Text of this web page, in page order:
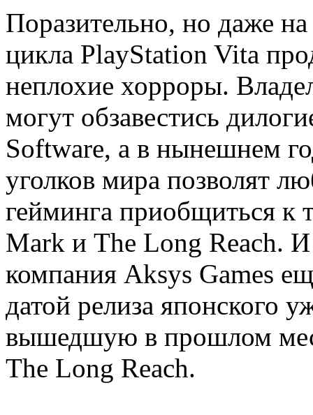
Поразительно, но даже
цикла PlayStation Vita
неплохие хорроры.
могут обзавестись
Software, а в нынешнем
уголков мира позволят
гейминга приобщиться к
Mark и The Long Reach. И
компания Aksys Games
датой релиза японского
вышедшую в прошлом
The Long Reach.